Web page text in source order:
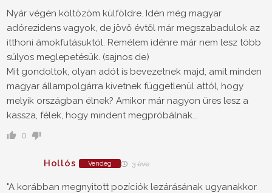
Nyár végén költözöm külföldre. Idén még magyar
adórezidens vagyok, de jövő évtől már megszabadulok az
itthoni ámokfutásuktól. Remélem idénre már nem lesz több
súlyos meglepetésük. (sajnos de)
Mit gondoltok, olyan adót is bevezetnek majd, amit minden
magyar állampolgárra kivetnek függetlenül attól, hogy
melyik országban élnek? Amikor már nagyon üres lesz a
kassza, félek, hogy mindent megpróbálnak...
0
Hollós Vendég 3 éve
"A korábban megnyitott pozíciók lezárásának ugyanakkor